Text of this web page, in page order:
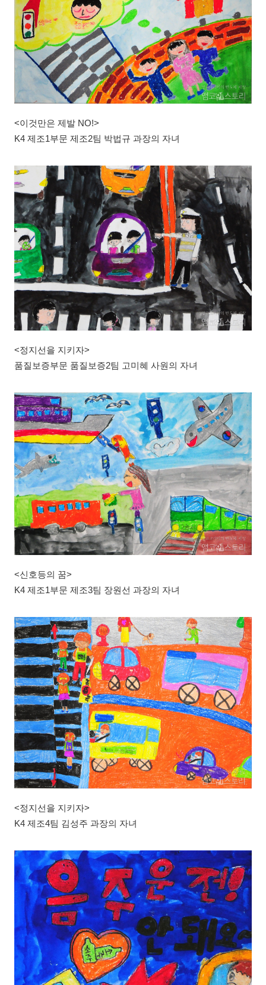
<이것만은 제발 NO!>
K4 제조1부문 제조2팀 박법규 과장의 자녀
<정지선을 지키자>
품질보증부문 품질보증2팀 고미혜 사원의 자녀
<신호등의 꿈>
K4 제조1부문 제조3팀 장원선 과장의 자녀
<정지선을 지키자>
K4 제조4팀 김성주 과장의 자녀